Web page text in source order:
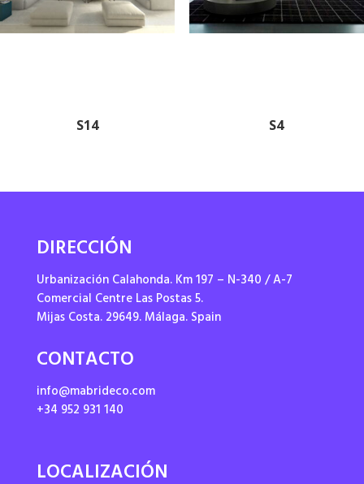
S14 S4
DIRECCIÓN
Urbanización Calahonda. Km 197 – N-340 / A-7
Comercial Centre Las Postas 5.
Mijas Costa. 29649. Málaga. Spain
CONTACTO
info@mabrideco.com
+34 952 931 140
LOCALIZACIÓN